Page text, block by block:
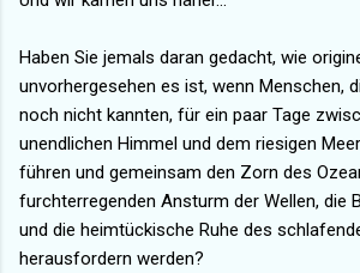
Haben Sie jemals daran gedacht, wie
unvorhergesehen es ist, wenn Menschen,
noch nicht kannten, für ein paar Tage
unendlichen Himmel und dem riesigen
führen und gemeinsam den Zorn des
furchterregenden Ansturm der Wellen, die
und die heimtückische Ruhe des
herausfordern werden?